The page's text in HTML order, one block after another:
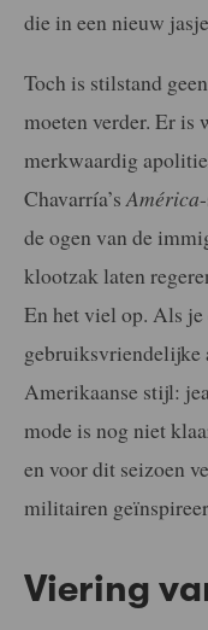
die in een nieuw
Toch is stilstand
moeten verder. Er is
merkwaardig
Chavarría’sAmérica
de ogen van de
klootzak laten
En het viel op. Als
gebruiksvriendelijke
Amerikaanse stijl:
mode is nog niet
en voor dit seizoen
militairen
Viering